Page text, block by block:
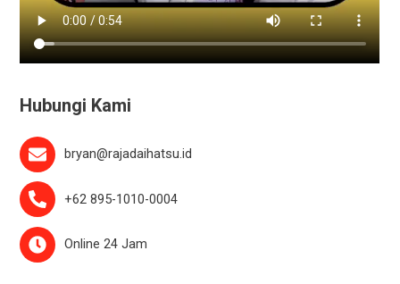
Hubungi Kami
bryan@rajadaihatsu.id
+62 895-1010-0004
Online 24 Jam